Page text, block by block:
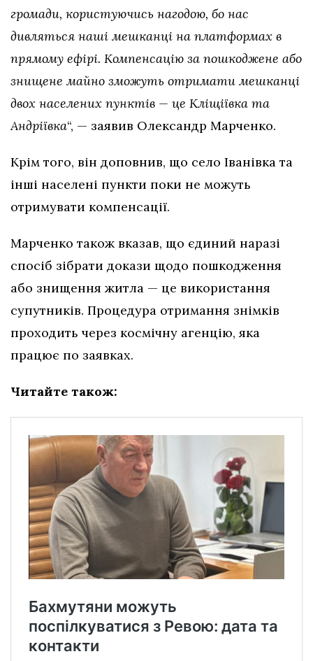
громади, користуючись нагодою, бо нас
дивляться наші мешканці на платформах в
прямому ефірі. Компенсацію за пошкоджене або
знищене майно зможуть отримати мешканці
двох населених пунктів — це Кліщіївка та
Андріївка“, — заявив Олександр Марченко.
Крім того, він доповнив, що село Іванівка та
інші населені пункти поки не можуть
отримувати компенсації.
Марченко також вказав, що єдиний наразі
спосіб зібрати докази щодо пошкодження
або знищення житла — це використання
супутників. Процедура отримання знімків
проходить через космічну агенцію, яка
працює по заявках.
Читайте також: